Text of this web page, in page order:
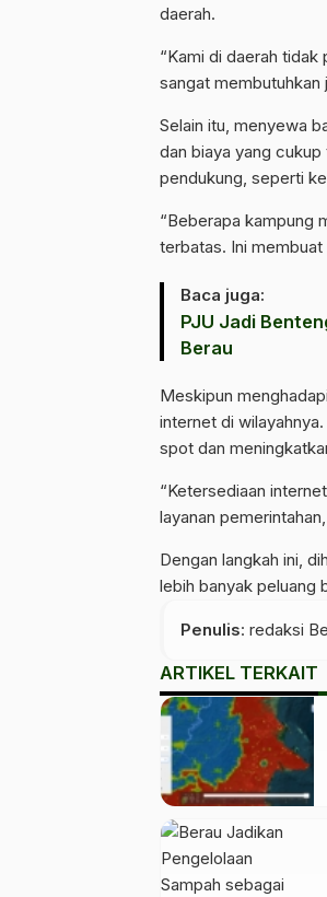
daerah.
“Kami di daerah
sangat membutuhkan
Selain itu, menyewa
dan biaya yang
pendukung, seperti
“Beberapa kampung
terbatas. Ini
Baca juga:
‎PJU Jadi
Berau
Meskipun
internet di
spot dan
“Ketersediaan
layanan
Dengan langkah ini,
lebih banyak peluang
Penulis: redaksi
ARTIKEL TERKAIT